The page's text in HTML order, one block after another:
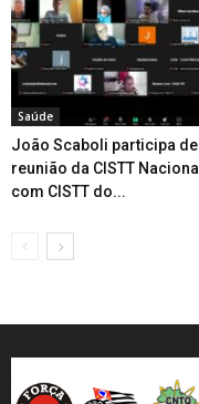
Saúde
João Scaboli participa de
reunião da CISTT Nacional
com CISTT do...